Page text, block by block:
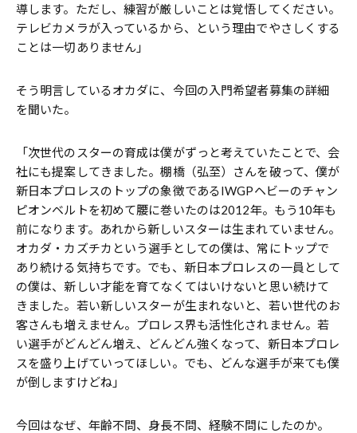
導します。ただし、練習が厳しいことは覚悟してください。
テレビカメラが入っているから、という理由でやさしくする
ことは一切ありません」
そう明言しているオカダに、今回の入門希望者募集の詳細
を聞いた。
「次世代のスターの育成は僕がずっと考えていたことで、会
社にも提案してきました。棚橋（弘至）さんを破って、僕が
新日本プロレスのトップの象徴であるIWGPヘビーのチャン
ピオンベルトを初めて腰に巻いたのは2012年。もう10年も
前になります。あれから新しいスターは生まれていません。
オカダ・カズチカという選手としての僕は、常にトップで
あり続ける気持ちです。でも、新日本プロレスの一員として
の僕は、新しい才能を育てなくてはいけないと思い続けて
きました。若い新しいスターが生まれないと、若い世代のお
客さんも増えません。プロレス界も活性化されません。若
い選手がどんどん増え、どんどん強くなって、新日本プロレ
スを盛り上げていってほしい。でも、どんな選手が来ても僕
が倒しますけどね」
今回はなぜ、年齢不問、身長不問、経験不問にしたのか――。